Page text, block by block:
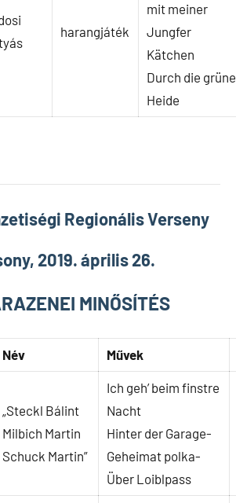
harangjáték
mit meiner
Jungfer
Kätchen
Durch die grüne
Heide
Regionális Verseny
2019. április 26.
MINŐSÍTÉS
Név Művek
„Steckl Bálint
Milbich Martin
Schuck Martin”
Ich geh’ beim finstre
Nacht
Hinter der Garage-
Geheimat polka-
Über Loiblpass